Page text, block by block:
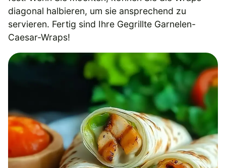
diagonal halbieren, um sie ansprechend zu
servieren. Fertig sind Ihre Gegrillte Garnelen-
Caesar-Wraps!